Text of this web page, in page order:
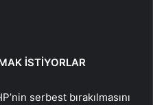
İSTİYORLAR
serbest bırakılmasını